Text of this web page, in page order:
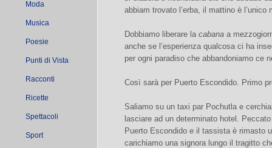
Moda
Musica
Poesie
Punti di Vista
Racconti
Ricette
Spettacoli
Sport
abbiam trovato l’erba, il mattino è
Dobbiamo liberare la cabana a
anche se l’esperienza qualcosa ci ha
per ogni paradiso che abbandoniamo ce
Così sarà per Puerto Escondido. Primo
Saliamo su un taxi par Pochutla e
lasciare ad un determinato hotel.
Puerto Escondido e il tassista è rimasto
carichiamo una signora lungo il tragitto